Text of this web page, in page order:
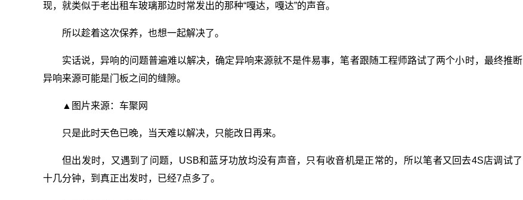
现，就类似于老出租车玻璃那边时常发出的那种“嘎达，嘎达”的声音。
所以趁着这次保养，也想一起解决了。
实话说，异响的问题普遍难以解决，确定异响来源就不是件易事，笔者跟随工程师路试了两个小时，最终推断
异响来源可能是门板之间的缝隙。
▲图片来源：车聚网
只是此时天色已晚，当天难以解决，只能改日再来。
但出发时，又遇到了问题，USB和蓝牙功放均没有声音，只有收音机是正常的，所以笔者又回去4S店调试了
十几分钟，到真正出发时，已经7点多了。